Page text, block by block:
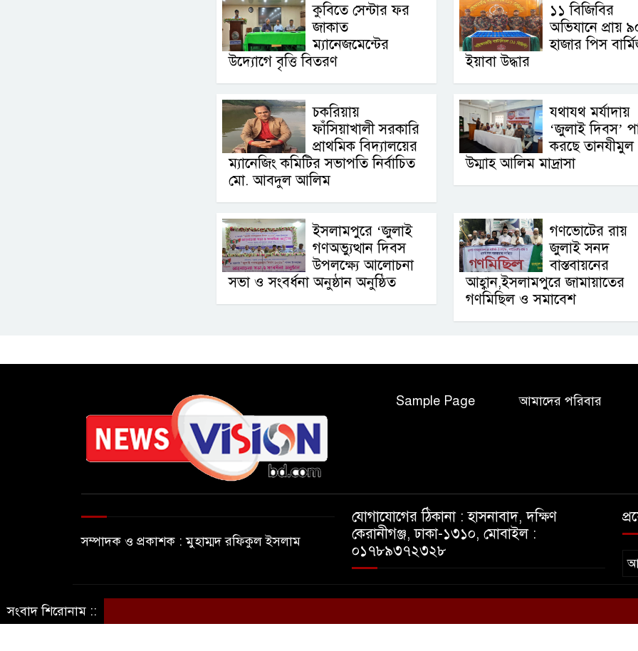
কুবিতে সেন্টার ফর
জাকাত
ম্যানেজমেন্টের
উদ্যোগে বৃত্তি বিতরণ
১১ বিজিবির
অভিযানে প্রায়
হাজার পিস
ইয়াবা উদ্ধার
চকরিয়ায়
ফাঁসিয়াখালী সরকারি
প্রাথমিক বিদ্যালয়ের
ম্যানেজিং কমিটির সভাপতি নির্বাচিত
মো. আবদুল আলিম
যথাযথ মর্যাদায়
‘জুলাই দিবস’
করছে তানযীমুল
উম্মাহ আলিম মাদ্রাসা
ইসলামপুরে ‘জুলাই
গণঅভ্যুত্থান দিবস
উপলক্ষ্যে আলোচনা
সভা ও সংবর্ধনা অনুষ্ঠান অনুষ্ঠিত
গণভোটের রায়
জুলাই সনদ
বাস্তবায়নের
আহ্বান,ইসলামপুরে জামায়াতের
গণমিছিল ও সমাবেশ
Sample Page আমাদের পরিবার
সম্পাদক ও প্রকাশক : মুহাম্মদ রফিকুল ইসলাম
যোগাযোগের ঠিকানা : হাসনাবাদ, দক্ষিণ
কেরানীগঞ্জ, ঢাকা-১৩১০, মোবাইল :
০১৭৮৯৩৭২৩২৮
© সর্বস্বত্ব সংরক্ষিত © নিউজ ভিশন বিডি
সংবাদ শিরোনাম ::